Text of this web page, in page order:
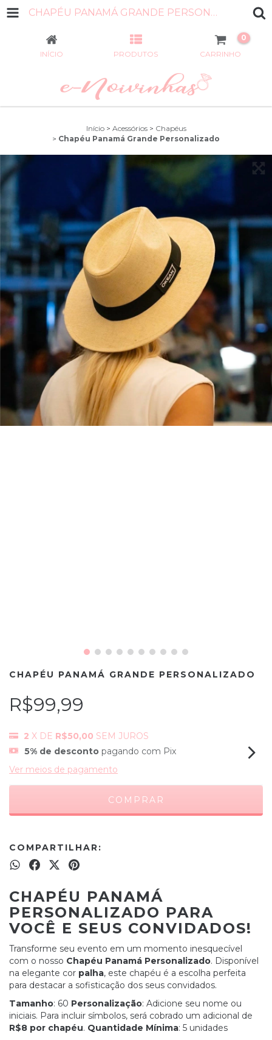
CHAPÉU PANAMÁ GRANDE PERSONALIZADO
INÍCIO PRODUTOS CARRINHO
0
Início > Acessórios > Chapéus
> Chapéu Panamá Grande Personalizado
CHAPÉU PANAMÁ GRANDE PERSONALIZADO
R$99,99
2 X DE R$50,00 SEM JUROS
5% de desconto pagando com Pix
Ver meios de pagamento
COMPARTILHAR:
CHAPÉU PANAMÁ
PERSONALIZADO PARA
VOCÊ E SEUS CONVIDADOS!
Transforme seu evento em um momento inesquecível
com o nosso Chapéu Panamá Personalizado. Disponível
na elegante cor palha, este chapéu é a escolha perfeita
para destacar a sofisticação dos seus convidados.
Tamanho: 60 Personalização: Adicione seu nome ou
iniciais. Para incluir símbolos, será cobrado um adicional de
R$8 por chapéu. Quantidade Mínima: 5 unidades